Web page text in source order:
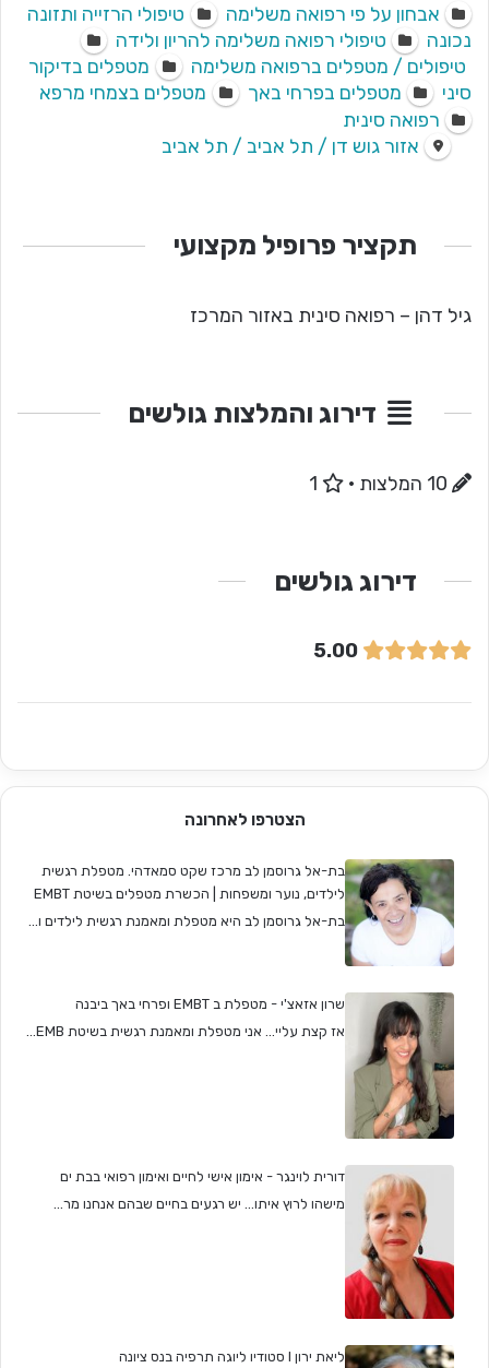
אבחון על פי רפואה משלימה
טיפולי הרזייה ותזונה
נכונה
טיפולי רפואה משלימה להריון ולידה
טיפולים / מטפלים ברפואה משלימה
מטפלים בדיקור
סיני
מטפלים בפרחי באך
מטפלים בצמחי מרפא
רפואה סינית
אזור גוש דן / תל אביב / תל אביב
תקציר פרופיל מקצועי
גיל דהן – רפואה סינית באזור המרכז
דירוג והמלצות גולשים
·
דירוג גולשים
5.00
הצטרפו לאחרונה
בת-אל גרוסמן לב מרכז שקט סמאדהי. מטפלת רגשית
לילדים, נוער ומשפחות | הכשרת מטפלים בשיטת EMBT
בת-אל גרוסמן לב היא מטפלת ומאמנת רגשית לילדים ו...
שרון אזאצ'י - מטפלת ב EMBT ופרחי באך ביבנה
אז קצת עליי... אני מטפלת ומאמנת רגשית בשיטת EMB...
דורית לוינגר - אימון אישי לחיים ואימון רפואי בבת ים
מישהו לרוץ איתו... יש רגעים בחיים שבהם אנחנו מר...
ליאת ירון I סטודיו ליוגה תרפיה בנס ציונה